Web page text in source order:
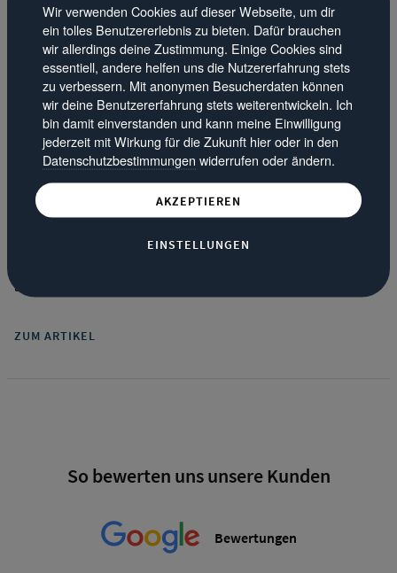
Aktuelles· 12.10.16
Neuer Standort in Burscheid: Wir bieten Ihnen
jetzt noch mehr
Sehr geehrte Kundin, sehr geehrter Kunde, wir möchten Sie
über die Verlegung unserer Geschäftsräume und die
Erweiterung unseres Produktportfolios informieren. Unser
angestammten Standorts - an folgender Adresse zu finden:
ZUM ARTIKEL
So bewerten uns unsere Kunden
Bewertungen
Wir verwenden Cookies auf dieser Webseite, um dir
ein tolles Benutzererlebnis zu bieten. Dafür brauchen
wir allerdings deine Zustimmung. Einige Cookies sind
essentiell, andere helfen uns die Nutzererfahrung stets
zu verbessern. Mit anonymen Besucherdaten können
wir deine Benutzererfahrung stets weiterentwickeln. Ich
bin damit einverstanden und kann meine Einwilligung
jederzeit mit Wirkung für die Zukunft hier oder in den
Datenschutzbestimmungen widerrufen oder ändern.
AKZEPTIEREN
EINSTELLUNGEN